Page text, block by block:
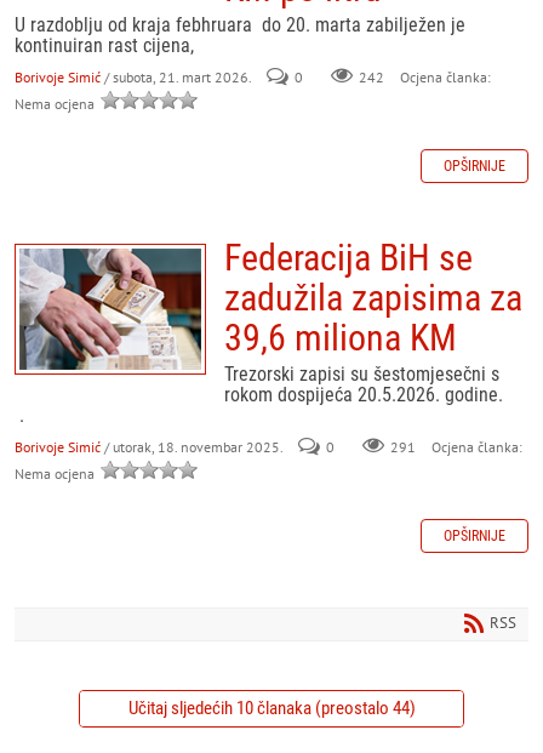
U razdoblju od kraja febhruara do 20. marta zabilježen je
kontinuiran rast cijena,
Borivoje Simić / subota, 21. mart 2026. 0 242
Ocjena članka:
Nema ocjena
OPŠIRNIJE
Federacija BiH se
zadužila zapisima za
39,6 miliona KM
Trezorski zapisi su šestomjesečni s
rokom dospijeća 20.5.2026. godine.
.
Borivoje Simić / utorak, 18. novembar 2025. 0 291
Ocjena članka:
Nema ocjena
OPŠIRNIJE
RSS
Učitaj sljedećih 10 članaka (preostalo 44)